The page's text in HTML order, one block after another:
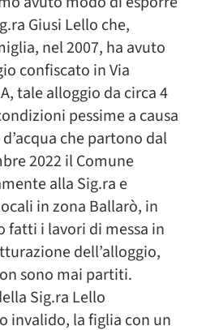
Giusi Lello che,
nel 2007, ha avuto
confiscato in Via
tale alloggio da circa 4
pessime a causa
che partono dal
2022 il Comune
alla Sig.ra e
in zona Ballarò, in
fatti i lavori di messa in
dell’alloggio,
sono mai partiti.
Sig.ra Lello
invalido, la figlia con un